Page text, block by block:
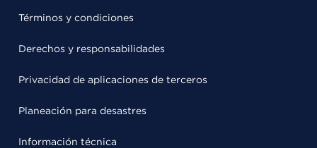
Términos y condiciones
Derechos y responsabilidades
Privacidad de aplicaciones de terceros
Planeación para desastres
Información técnica